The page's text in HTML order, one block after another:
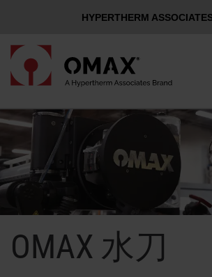
HYPERTHERM
Hypertherm海宝等离子
软件组
中文 (简体)
登录页面 联系经
OMAX 创新
OMAX 水刀